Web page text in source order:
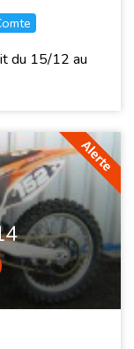
du 15/12 au